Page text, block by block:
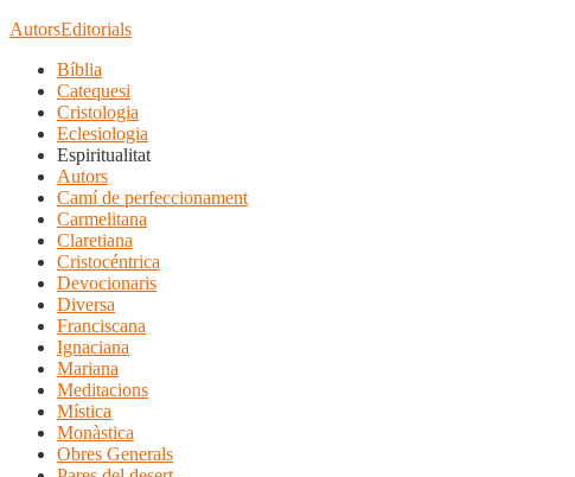
AutorsEditorials
Bíblia
Catequesi
Cristologia
Eclesiologia
Espiritualitat
Autors
Camí de perfeccionament
Carmelitana
Claretiana
Cristocéntrica
Devocionaris
Diversa
Franciscana
Ignaciana
Mariana
Meditacions
Mística
Monàstica
Obres Generals